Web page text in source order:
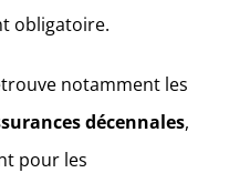
obligatoire.
notamment les
décennales,
pour les